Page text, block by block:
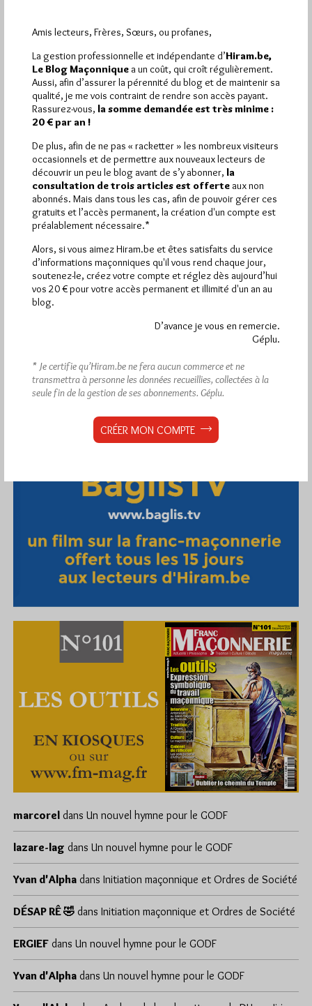
Hier mardi 4 août 2026, Hiram.be a reçu1 824 visites
3 322 pagesont été lues (Source : Pirsch.io)
Plus d’informations
Abonnement aux Newsletters - RSS
marcorel dans Un nouvel hymne pour le GODF
lazare-lag dans Un nouvel hymne pour le GODF
Yvan d'Alpha dans Initiation maçonnique et Ordres de Société
DÉSAP RÊ 🤣 dans Initiation maçonnique et Ordres de Société
ERGIEF dans Un nouvel hymne pour le GODF
Yvan d'Alpha dans Un nouvel hymne pour le GODF
Amis lecteurs, Frères, Sœurs, ou profanes,
La gestion professionnelle et indépendante d’Hiram.be,
Le Blog Maçonnique a un coût, qui croît régulièrement.
Aussi, afin d’assurer la pérennité du blog et de maintenir sa
qualité, je me vois contraint de rendre son accès payant.
Rassurez-vous, la somme demandée est très minime :
20 € par an !
De plus, afin de ne pas « racketter » les nombreux visiteurs
occasionnels et de permettre aux nouveaux lecteurs de
découvrir un peu le blog avant de s’y abonner, la
consultation de trois articles est offerte aux non
abonnés. Mais dans tous les cas, afin de pouvoir gérer ces
gratuits et l’accès permanent, la création d'un compte est
préalablement nécessaire.*
Alors, si vous aimez Hiram.be et êtes satisfaits du service
d’informations maçonniques qu'il vous rend chaque jour,
soutenez-le, créez votre compte et réglez dès aujourd’hui
vos 20 € pour votre accès permanent et illimité d'un an au
blog.
D’avance je vous en remercie.
Géplu.
* Je certifie qu’Hiram.be ne fera aucun commerce et ne
transmettra à personne les données recueillies, collectées à la
seule fin de la gestion de ses abonnements. Géplu.
CRÉER MON COMPTE